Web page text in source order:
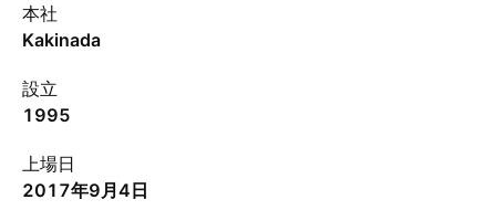
本社
Kakinada
設立
1995
上場日
2017年9月4日